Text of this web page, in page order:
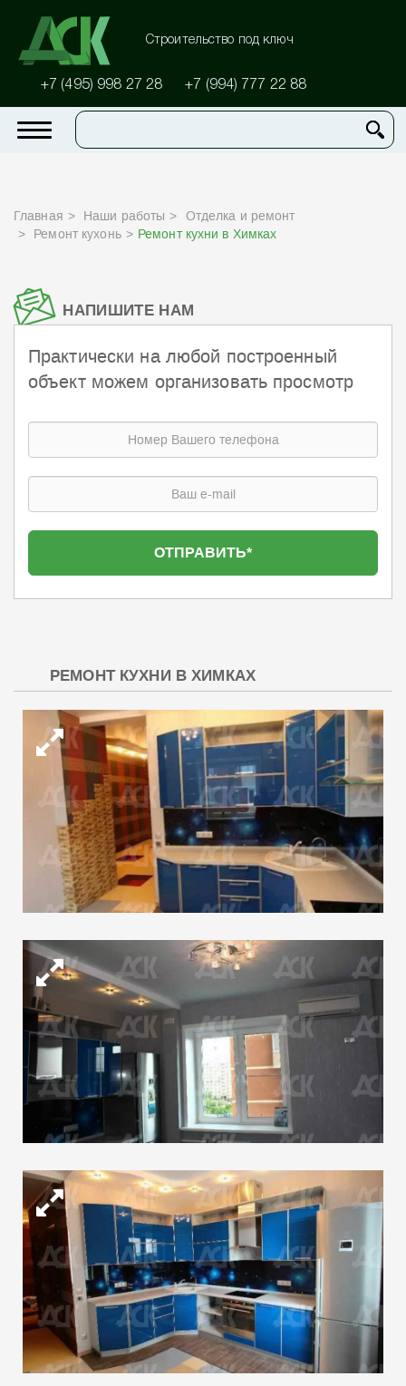
Строительство под ключ
+7 (495) 998 27 28 +7 (994) 777 22 88
Главная Наши работы
Отделка и ремонт
Ремонт кухонь
Ремонт кухни в Химках
НАПИШИТЕ НАМ
Практически на любой построенный
объект можем организовать просмотр
РЕМОНТ КУХНИ В ХИМКАХ